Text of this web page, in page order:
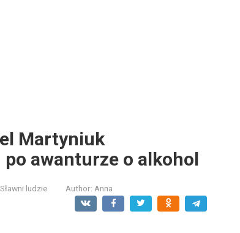
Martyniuk
awanturze o alkohol
Sławni ludzie Author: Anna